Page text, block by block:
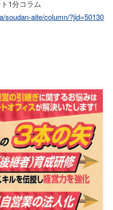
1分コラム
soudan-aite/column/?jid=50130